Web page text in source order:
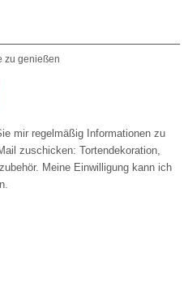
zu genießen
mir regelmäßig Informationen zu
zuschicken: Tortendekoration,
Meine Einwilligung kann ich